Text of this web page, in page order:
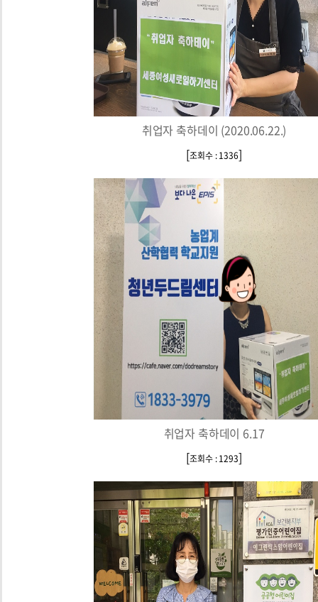
취업자 축하데이 (2020.06.22.)
[조회수 : 1336]
취업자 축하데이 6.17
[조회수 : 1293]